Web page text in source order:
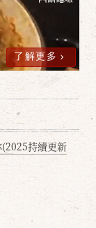
了解更多
持續更新